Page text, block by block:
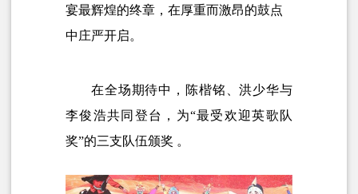
宴最辉煌的终章，在厚重而激昂的鼓点
中庄严开启。
在全场期待中，陈楷铭、洪少华与
李俊浩共同登台，为“最受欢迎英歌队
奖”的三支队伍颁奖 。